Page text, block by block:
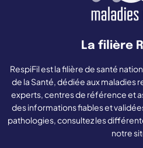
La filière
RespiFil est la filière de santé
de la Santé, dédiée aux maladies
experts, centres de référence et
des informations fiables et
pathologies, consultez les
notre